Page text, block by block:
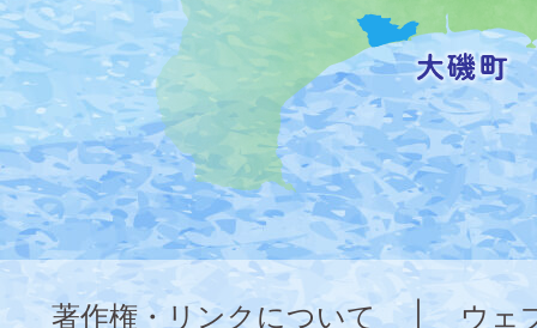
記
し
た
地
図。
神
奈
著作権・リンクについて
ウェ